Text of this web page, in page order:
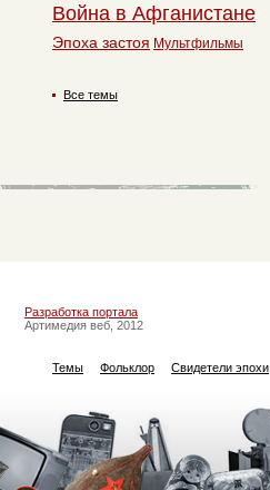
Война в Афганистане
Эпоха застоя Мультфильмы
Все темы
Разработка портала
Артимедия веб, 2012
Темы Фольклор Свидетели эпохи